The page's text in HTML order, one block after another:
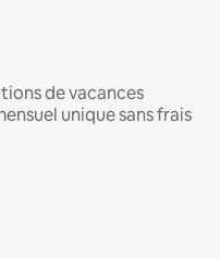
de vacances
unique sans frais